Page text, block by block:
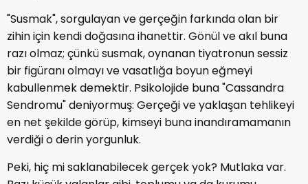
"Susmak", sorgulayan ve gerçeğin farkında olan bir
zihin için kendi doğasına ihanettir. Gönül ve akıl buna
razı olmaz; çünkü susmak, oynanan tiyatronun sessiz
bir figüranı olmayı ve vasatlığa boyun eğmeyi
kabullenmek demektir. Psikolojide buna "Cassandra
Sendromu" deniyormuş: Gerçeği ve yaklaşan tehlikeyi
en net şekilde görüp, kimseyi buna inandıramamanın
verdiği o derin yorgunluk.
Peki, hiç mi saklanabilecek gerçek yok? Mutlaka var.